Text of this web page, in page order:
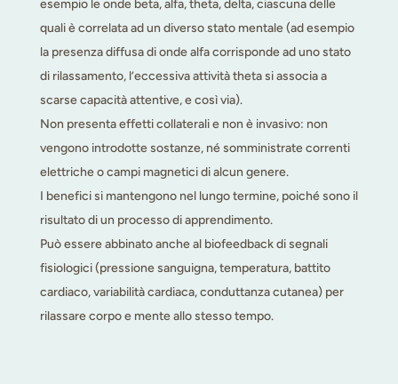
esempio le onde beta, alfa, theta, delta, ciascuna delle
quali è correlata ad un diverso stato mentale (ad esempio
la presenza diffusa di onde alfa corrisponde ad uno stato
di rilassamento, l’eccessiva attività theta si associa a
scarse capacità attentive, e così via).
Non presenta effetti collaterali e non è invasivo: non
vengono introdotte sostanze, né somministrate correnti
elettriche o campi magnetici di alcun genere.
I benefici si mantengono nel lungo termine, poiché sono il
risultato di un processo di apprendimento.
Può essere abbinato anche al biofeedback di segnali
fisiologici (pressione sanguigna, temperatura, battito
cardiaco, variabilità cardiaca, conduttanza cutanea) per
rilassare corpo e mente allo stesso tempo.